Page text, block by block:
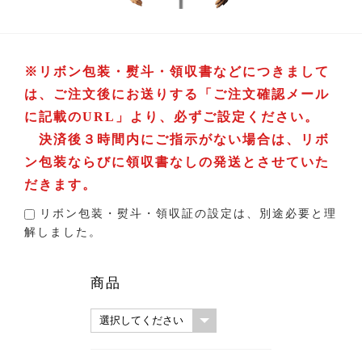
※リボン包装・熨斗・領収書などにつきまして
は、ご注文後にお送りする「ご注文確認メール
に記載のURL」より、必ずご設定ください。
決済後３時間内にご指示がない場合は、リボ
ン包装ならびに領収書なしの発送とさせていた
だきます。
リボン包装・熨斗・領収証の設定は、別途必要と理
解しました。
商品